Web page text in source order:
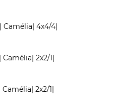
Camélia| 4x4/4|
Camélia| 2x2/1|
Camélia| 2x2/1|